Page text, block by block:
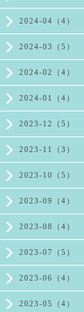
2024-04（4）
2024-03（5）
2024-02（4）
2024-01（4）
2023-12（5）
2023-11（3）
2023-10（5）
2023-09（4）
2023-08（4）
2023-07（5）
2023-06（4）
2023-05（4）